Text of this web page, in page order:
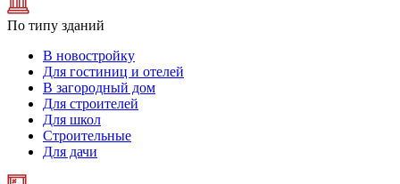
По типу зданий
В новостройку
Для гостиниц и отелей
В загородный дом
Для строителей
Для школ
Строительные
Для дачи